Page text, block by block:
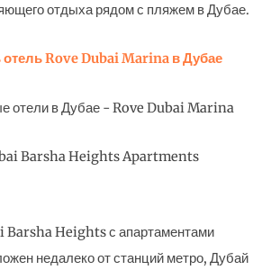
отдыха рядом с пляжем в Дубае.
Rove Dubai Marina в Дубае
Barsha Heights Apartments
Heights с апартаментами
недалеко от станций метро, Дубай